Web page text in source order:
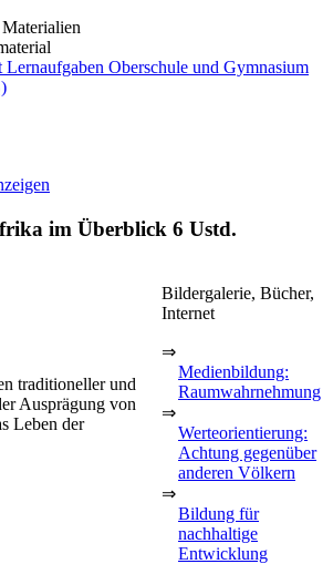
Lernaufgaben Oberschule und Gymnasium
im Überblick 6 Ustd.
traditioneller und
Ausprägung von
Leben der
Bildergalerie, Bücher,
Internet
⇒
Medienbildung:
Raumwahrnehmung
⇒
Werteorientierung:
Achtung gegenüber
anderen Völkern
⇒
Bildung für
nachhaltige
Entwicklung